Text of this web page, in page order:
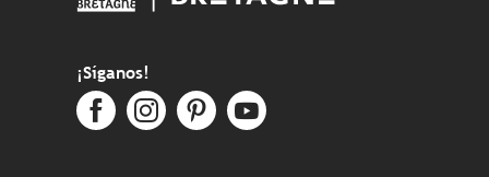
¡Síganos!